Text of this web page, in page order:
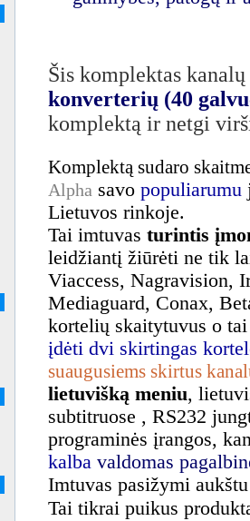
Šis komplektas
konverterių (40
komplektą ir netgi
Komplektą sudaro
Alpha savo populiarumu
Lietuvos rinkoje.
Tai imtuvas turintis
leidžiantį žiūrėti ne tik
Viaccess, Nagravision,
Mediaguard, Conax,
kortelių skaitytuvus o
įdėti dvi skirtingas
suaugusiems skirtus
lietuvišką meniu,
subtitruose , RS232
programinės įrangos,
kalba valdomas
Imtuvas pasižymi
Tai tikrai puikus